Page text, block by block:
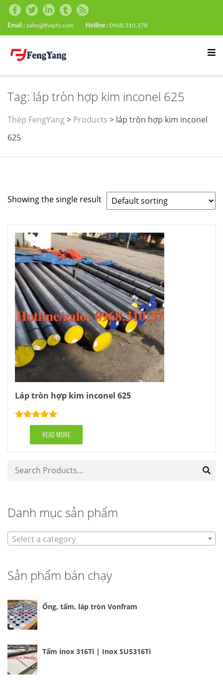
Email : sales@thepfy.com Hotline : 0968.310.378
Tag: láp tròn hợp kim inconel 625
Thép FengYang> Products > láp tròn hợp kim inconel
625
Showing the single result
Láp tròn hợp kim inconel 625
Rated5.00
out of 5READ MORE
Danh mục sản phẩm
Select a category
Sản phẩm bán chạy
Ống, tấm, láp tròn Vonfram
Tấm inox 316Ti | Inox SUS316Ti